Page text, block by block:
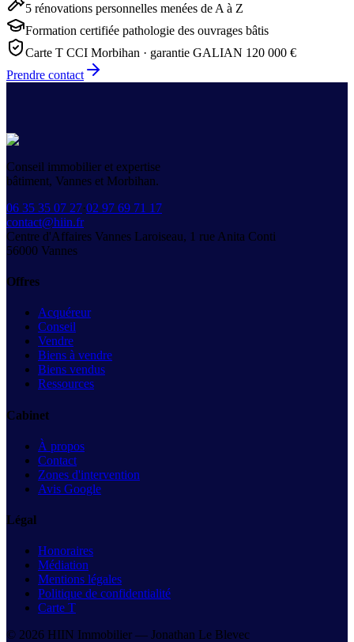
5 rénovations personnelles menées de A à Z
Formation certifiée pathologie des ouvrages bâtis
Carte T CCI Morbihan · garantie GALIAN 120 000 €
Prendre contact
Conseil immobilier et expertise
bâtiment, Vannes et Morbihan.
06 35 35 07 27·02 97 69 71 17
contact@hiin.fr
Centre d'Affaires Vannes Laroiseau, 1 rue Anita Conti
56000 Vannes
Offres
Acquéreur
Conseil
Vendre
Biens à vendre
Biens vendus
Ressources
Cabinet
À propos
Contact
Zones d'intervention
Avis Google
Légal
Honoraires
Médiation
Mentions légales
Politique de confidentialité
Carte T
© 2026 HIIN Immobilier — Jonathan Le Blevec